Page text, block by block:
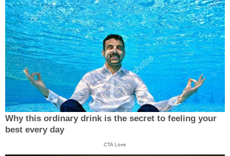
Why this ordinary drink is the secret to feeling your
best every day
CTA Love